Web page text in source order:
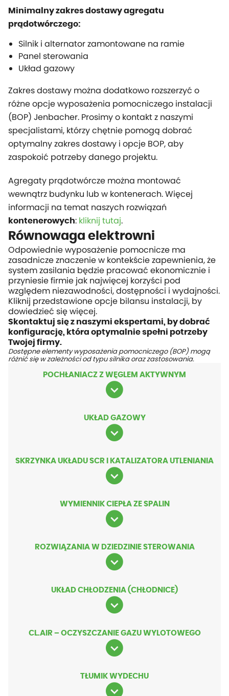
Minimalny zakres dostawy agregatu
prądotwórczego:
Silnik i alternator zamontowane na ramie
Panel sterowania
Układ gazowy
Zakres dostawy można dodatkowo rozszerzyć o
różne opcje wyposażenia pomocniczego instalacji
(BOP) Jenbacher. Prosimy o kontakt z naszymi
specjalistami, którzy chętnie pomogą dobrać
optymalny zakres dostawy i opcje BOP, aby
zaspokoić potrzeby danego projektu.
Agregaty prądotwórcze można montować
wewnątrz budynku lub w kontenerach. Więcej
informacji na temat naszych rozwiązań
kontenerowych: kliknij tutaj.
Równowaga elektrowni
Odpowiednie wyposażenie pomocnicze ma
zasadnicze znaczenie w kontekście zapewnienia, że
system zasilania będzie pracować ekonomicznie i
przyniesie firmie jak najwięcej korzyści pod
względem niezawodności, dostępności i wydajności.
Kliknij przedstawione opcje bilansu instalacji, by
dowiedzieć się więcej.
Skontaktuj się z naszymi ekspertami, by dobrać
konfigurację, która optymalnie spełni potrzeby
Twojej firmy.
Dostępne elementy wyposażenia pomocniczego (BOP) mogą
różnić się w zależności od typu silnika oraz zastosowania.
POCHŁANIACZ Z WĘGLEM AKTYWNYM
UKŁAD GAZOWY
SKRZYNKA UKŁADU SCR I KATALIZATORA UTLENIANIA
WYMIENNIK CIEPŁA ZE SPALIN
ROZWIĄZANIA W DZIEDZINIE STEROWANIA
UKŁAD CHŁODZENIA (CHŁODNICE)
CL.AIR – OCZYSZCZANIE GAZU WYLOTOWEGO
TŁUMIK WYDECHU